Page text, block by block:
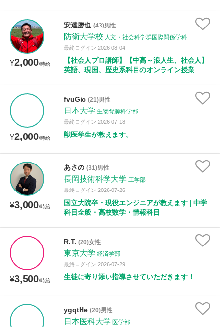
¥2,000/時給
安達勝也 (43)男性
防衛大学校 人文・社会科学群国際関係学科
最終ログイン:2026-08-04
【社会人プロ講師】【中高～浪人生、社会人】
英語、現国、歴史系科目のオンライン授業
¥2,000/時給
fvuGic (21)男性
日本大学 生物資源科学部
最終ログイン:2026-07-18
獣医学生が教えます。
¥3,000/時給
あさの (31)男性
長岡技術科学大学 工学部
最終ログイン:2026-07-26
国立大院卒・現役エンジニアが教えます | 中学
科目全般・高校数学・情報科目
¥3,500/時給
R.T. (20)女性
東京大学 経済学部
最終ログイン:2026-07-29
生徒に寄り添い指導させていただきます！
ygqtHe (20)男性
日本医科大学 医学部